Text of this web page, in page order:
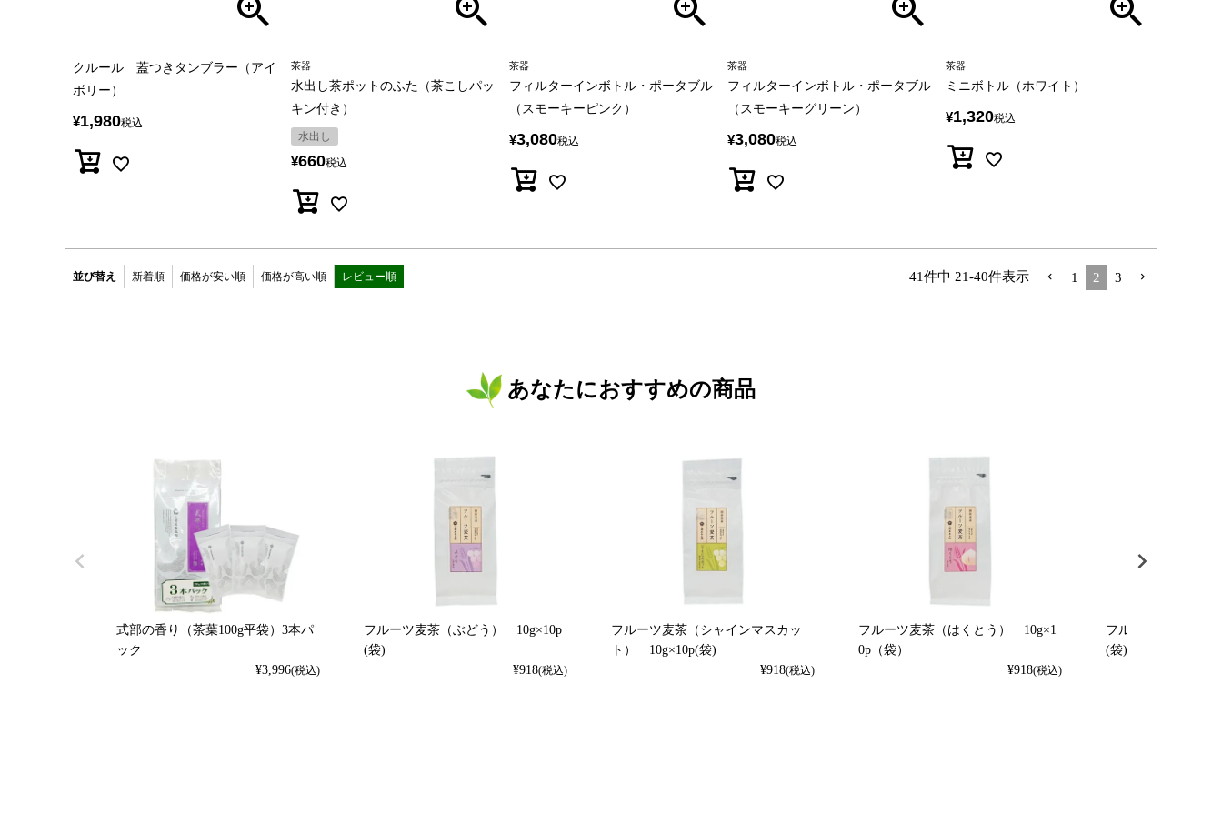
クルール 蓋つきタンブラー（アイ
ボリー）
¥1,980税込
茶器
水出し茶ポットのふた（茶こしパッ
キン付き）
水出し
¥660税込
茶器
フィルターインボトル・ポータブル
（スモーキーピンク）
¥3,080税込
茶器
フィルターインボトル・ポータブル
（スモーキーグリーン）
¥3,080税込
茶器
ミニボトル（ホワイト）
¥1,320税込
並び替え 新着順 価格が安い順 価格が高い順 レビュー順 41件中 21-40件表示 1 2 3
あなたにおすすめの商品
式部の香り（茶葉100g平袋）3本パ
ック
¥3,996(税込)
フルーツ麦茶（ぶどう） 10g×10p
(袋)
¥918(税込)
フルーツ麦茶（シャインマスカッ
ト） 10g×10p(袋)
¥918(税込)
フルーツ麦茶（はくとう） 10g×1
0p（袋）
¥918(税込)
フルーツ麦茶（れ
(袋)